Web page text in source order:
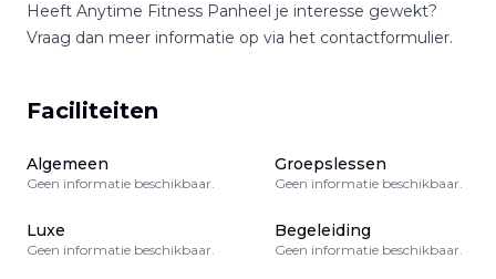
Heeft Anytime Fitness Panheel je interesse gewekt?
Vraag dan meer informatie op via het contactformulier.
Faciliteiten
Algemeen
Geen informatie beschikbaar.
Groepslessen
Geen informatie beschikbaar.
Luxe
Geen informatie beschikbaar.
Begeleiding
Geen informatie beschikbaar.